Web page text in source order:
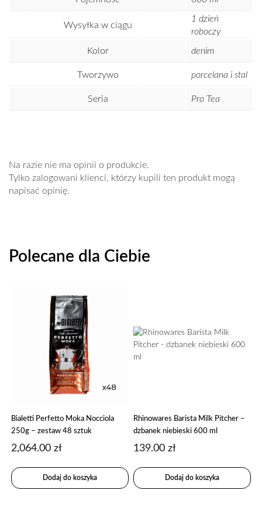
Wysyłka w ciągu
1 dzień
roboczy
Kolor denim
Tworzywo porcelana i stal
Seria Pro Tea
Na razie nie ma opinii o produkcie.
Tylko zalogowani klienci, którzy kupili ten produkt mogą
napisać opinię.
Polecane dla Ciebie
Bialetti Perfetto Moka Nocciola
250g – zestaw 48 sztuk
2,064.00zł
Dodaj do koszyka
Rhinowares Barista Milk Pitcher –
dzbanek niebieski 600 ml
139.00zł
Dodaj do koszyka